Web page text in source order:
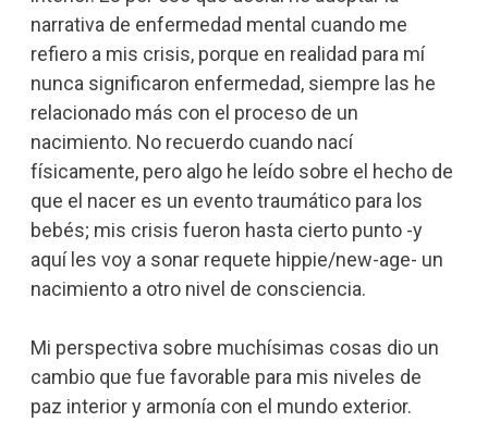
narrativa de enfermedad mental cuando me
refiero a mis crisis, porque en realidad para mí
nunca significaron enfermedad, siempre las he
relacionado más con el proceso de un
nacimiento. No recuerdo cuando nací
físicamente, pero algo he leído sobre el hecho de
que el nacer es un evento traumático para los
bebés; mis crisis fueron hasta cierto punto -y
aquí les voy a sonar requete hippie/new-age- un
nacimiento a otro nivel de consciencia.
Mi perspectiva sobre muchísimas cosas dio un
cambio que fue favorable para mis niveles de
paz interior y armonía con el mundo exterior.